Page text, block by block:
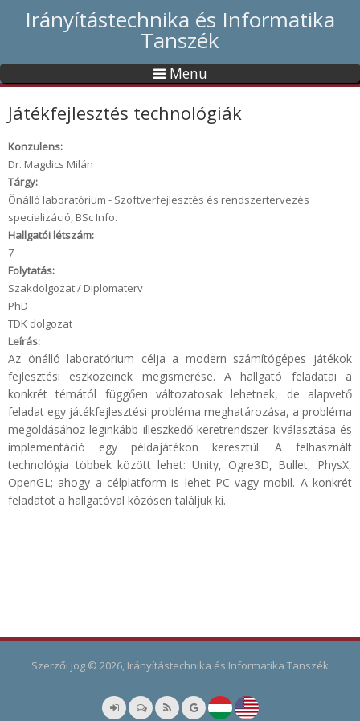
Irányítástechnika és Informatika
Tanszék
Menu
Játékfejlesztés technológiák
Konzulens:
Dr. Magdics Milán
Tárgy:
Önálló laboratórium - Szoftverfejlesztés és rendszertervezés
specializáció, BSc Info.
Hallgatói létszám:
7
Folytatás:
Szakdolgozat / Diplomaterv
PhD
TDK dolgozat
Leírás:
Az önálló laboratórium célja a modern számítógépes játékok
fejlesztési eszközeinek megismerése. A hallgató feladatai a
konkrét témától függően változatosak lehetnek, de alapvető
feladat egy játékfejlesztési probléma meghatározása, a probléma
megoldásához leginkább illeszkedő keretrendszer kiválasztása és
implementáció egy példajátékon keresztül. A felhasznált
technológia többek között lehet: Unity, Ogre3D, Bullet, PhysX,
OpenGL; ahogy a célplatform is lehet PC vagy mobil. A konkrét
feladatot a hallgatóval közösen találjuk ki.
Szerzői jog © 2026, Irányítástechnika és Informatika Tanszék